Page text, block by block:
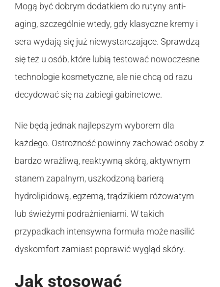
Mogą być dobrym dodatkiem do rutyny anti-
aging, szczególnie wtedy, gdy klasyczne kremy i
sera wydają się już niewystarczające. Sprawdzą
się też u osób, które lubią testować nowoczesne
technologie kosmetyczne, ale nie chcą od razu
decydować się na zabiegi gabinetowe.
Nie będą jednak najlepszym wyborem dla
każdego. Ostrożność powinny zachować osoby z
bardzo wrażliwą, reaktywną skórą, aktywnym
stanem zapalnym, uszkodzoną barierą
hydrolipidową, egzemą, trądzikiem różowatym
lub świeżymi podrażnieniami. W takich
przypadkach intensywna formuła może nasilić
dyskomfort zamiast poprawić wygląd skóry.
Jak stosować